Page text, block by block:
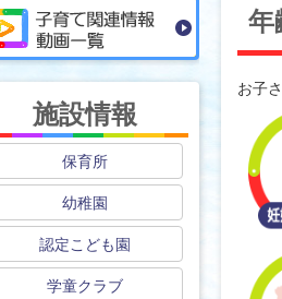
年
お子
施設情報
保育所
幼稚園
認定こども園
学童クラブ